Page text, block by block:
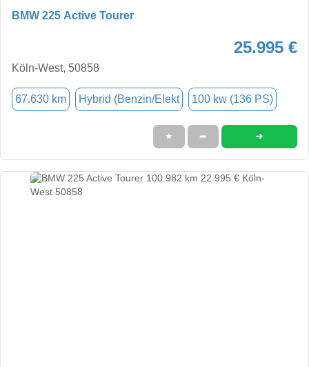
BMW 225 Active Tourer
25.995 €
Köln-West, 50858
67.630 km Hybrid (Benzin/Elekt 100 kw (136 PS)
★ ➦ ➜